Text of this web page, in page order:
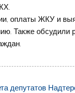
оплаты ЖКУ и
Также обсудили